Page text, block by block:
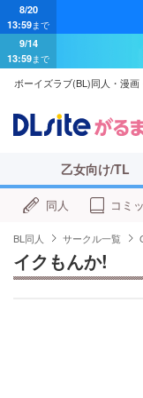
9/14
13:59まで
ボーイズラブ(BL)同人・漫
乙女向け/TL
同人 コミ
BL同人 サークル一覧
イクもんか!